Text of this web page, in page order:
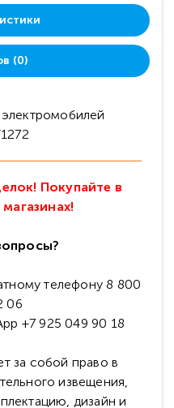
(0)
Покупайте в
телефону 8 800
06
+7 925 049 90 18
за собой право в
извещения,
дизайн и